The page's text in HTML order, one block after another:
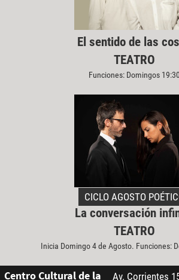
El sentido de las
TEATRO
Funciones: Domingos 19:30
CICLO AGOSTO
La conversación
TEATRO
Inicia Domingo 4 de Agosto. Funciones:
Centro Cultural de la
Av. Corrientes